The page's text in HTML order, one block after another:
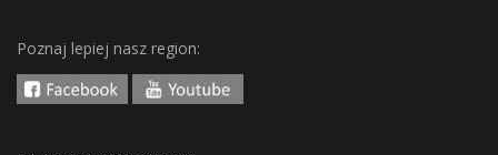
Poznaj lepiej nasz region: